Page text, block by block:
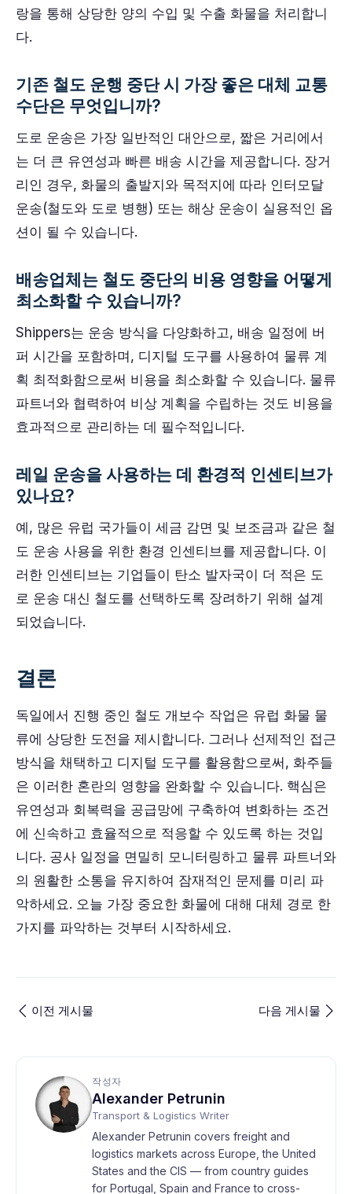
랑을 통해 상당한 양의 수입 및 수출 화물을 처리합니
다.
기존 철도 운행 중단 시 가장 좋은 대체 교통
수단은 무엇입니까?
도로 운송은 가장 일반적인 대안으로, 짧은 거리에서
는 더 큰 유연성과 빠른 배송 시간을 제공합니다. 장거
리인 경우, 화물의 출발지와 목적지에 따라 인터모달
운송(철도와 도로 병행) 또는 해상 운송이 실용적인 옵
션이 될 수 있습니다.
배송업체는 철도 중단의 비용 영향을 어떻게
최소화할 수 있습니까?
Shippers는 운송 방식을 다양화하고, 배송 일정에 버
퍼 시간을 포함하며, 디지털 도구를 사용하여 물류 계
획 최적화함으로써 비용을 최소화할 수 있습니다. 물류
파트너와 협력하여 비상 계획을 수립하는 것도 비용을
효과적으로 관리하는 데 필수적입니다.
레일 운송을 사용하는 데 환경적 인센티브가
있나요?
예, 많은 유럽 국가들이 세금 감면 및 보조금과 같은 철
도 운송 사용을 위한 환경 인센티브를 제공합니다. 이
러한 인센티브는 기업들이 탄소 발자국이 더 적은 도
로 운송 대신 철도를 선택하도록 장려하기 위해 설계
되었습니다.
결론
독일에서 진행 중인 철도 개보수 작업은 유럽 화물 물
류에 상당한 도전을 제시합니다. 그러나 선제적인 접근
방식을 채택하고 디지털 도구를 활용함으로써, 화주들
은 이러한 혼란의 영향을 완화할 수 있습니다. 핵심은
유연성과 회복력을 공급망에 구축하여 변화하는 조건
에 신속하고 효율적으로 적응할 수 있도록 하는 것입
니다. 공사 일정을 면밀히 모니터링하고 물류 파트너와
의 원활한 소통을 유지하여 잠재적인 문제를 미리 파
악하세요. 오늘 가장 중요한 화물에 대해 대체 경로 한
가지를 파악하는 것부터 시작하세요.
이전 게시물 다음 게시물
작성자
Alexander Petrunin
Transport & Logistics Writer
Alexander Petrunin covers freight and
logistics markets across Europe, the United
States and the CIS — from country guides
for Portugal, Spain and France to cross-